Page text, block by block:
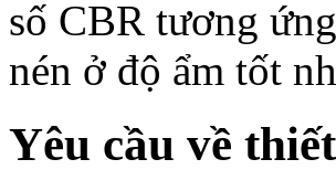
số CBR tương
nén ở độ ẩm tốt
Yêu cầu về